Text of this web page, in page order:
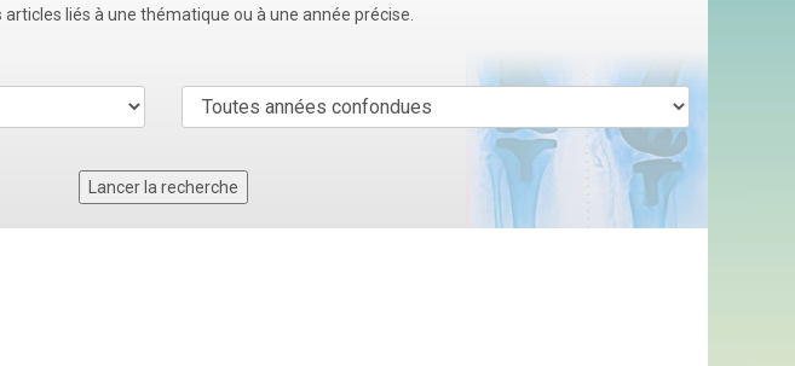
liés à une thématique ou à une année précise.